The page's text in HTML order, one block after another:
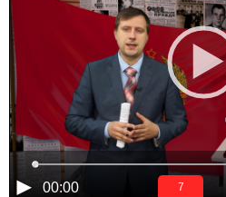
00:00 6